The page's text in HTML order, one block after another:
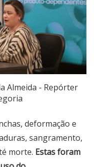
Almeida - Repórter
deformação e
sangramento,
morte. Estas foram